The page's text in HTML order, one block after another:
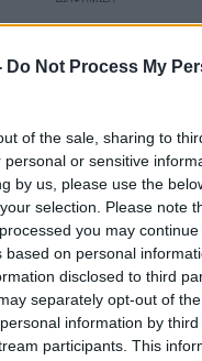
Do Not Process My
of the sale, sharing to
personal or sensitive
by us, please use the
selection. Please note
you may continue
based on personal
disclosed to third
separately opt-out of
information by
participants. This